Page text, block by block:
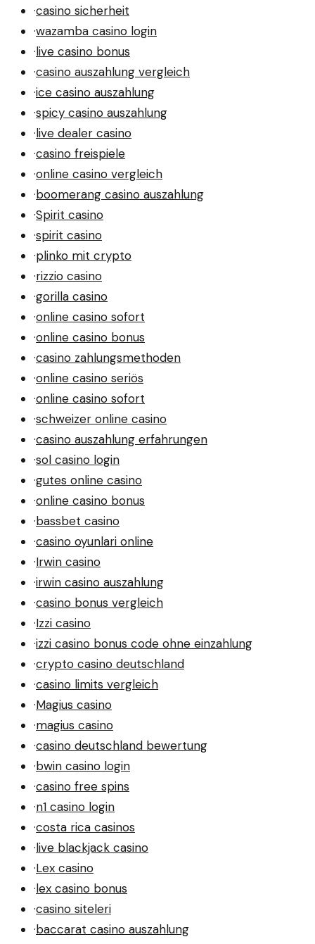
·casino sicherheit
·wazamba casino login
·live casino bonus
·casino auszahlung vergleich
·ice casino auszahlung
·spicy casino auszahlung
·live dealer casino
·casino freispiele
·online casino vergleich
·boomerang casino auszahlung
·Spirit casino
·spirit casino
·plinko mit crypto
·rizzio casino
·gorilla casino
·online casino sofort
·online casino bonus
·casino zahlungsmethoden
·online casino seriös
·online casino sofort
·schweizer online casino
·casino auszahlung erfahrungen
·sol casino login
·gutes online casino
·online casino bonus
·bassbet casino
·casino oyunlari online
·Irwin casino
·irwin casino auszahlung
·casino bonus vergleich
·Izzi casino
·izzi casino bonus code ohne einzahlung
·crypto casino deutschland
·casino limits vergleich
·Magius casino
·magius casino
·casino deutschland bewertung
·bwin casino login
·casino free spins
·n1 casino login
·costa rica casinos
·live blackjack casino
·Lex casino
·lex casino bonus
·casino siteleri
·baccarat casino auszahlung